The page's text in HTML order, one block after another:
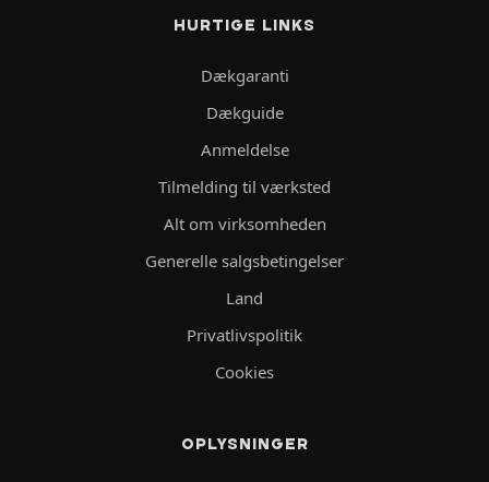
HURTIGE LINKS
Dækgaranti
Dækguide
Anmeldelse
Tilmelding til værksted
Alt om virksomheden
Generelle salgsbetingelser
Land
Privatlivspolitik
Cookies
OPLYSNINGER